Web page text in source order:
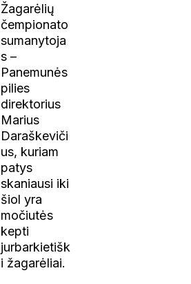
Žagarėlių
čempionato
sumanytoja
s –
Panemunės
pilies
direktorius
Marius
Daraškeviči
us, kuriam
patys
skaniausi iki
šiol yra
močiutės
kepti
jurbarkietišk
i žagarėliai.